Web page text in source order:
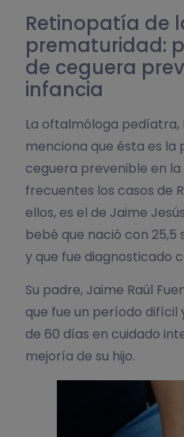
Retinopatía de
prematuridad:
de ceguera
infancia
La oftalmóloga pedíatra,
menciona que ésta es la
ceguera prevenible en la
frecuentes los casos de
ellos, es el de Jaime
bebé que nació con 25,5
y que fue diagnosticado
Su padre, Jaime Raúl
que fue un período difícil
de 60 días en cuidado
mejoría de su hijo.